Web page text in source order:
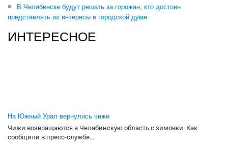
В Челябинске будут решать за горожан, кто достоин
представлять их интересы в городской думе
ИНТЕРЕСНОЕ
На Южный Урал вернулись чижи
Чижи возвращаются в Челябинскую область с зимовки. Как
сообщили в пресс-службе...